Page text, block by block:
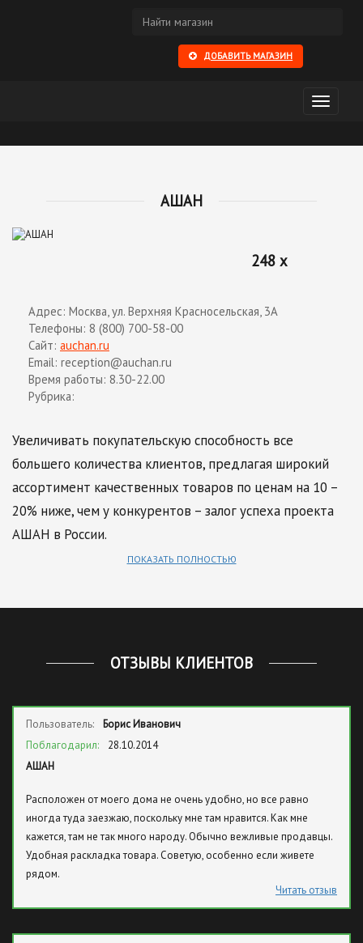
ДОБАВИТЬ МАГАЗИН
Открыть
АШАН
248 x
Адрес: Москва, ул. Верхняя Красносельская, 3А
Телефоны: 8 (800) 700-58-00
Сайт: auchan.ru
Email: reception@auchan.ru
Время работы: 8.30-22.00
Рубрика:
Увеличивать покупательскую способность все
большего количества клиентов, предлагая широкий
ассортимент качественных товаров по ценам на 10 –
20% ниже, чем у конкурентов – залог успеха проекта
АШАН в России.
ПОКАЗАТЬ ПОЛНОСТЬЮ
ОТЗЫВЫ КЛИЕНТОВ
Пользователь:
Борис Иванович
Поблагодарил:
28.10.2014
АШАН
Расположен от моего дома не очень удобно, но все равно
иногда туда заезжаю, поскольку мне там нравится. Как мне
кажется, там не так много народу. Обычно вежливые продавцы.
Удобная раскладка товара. Советую, особенно если живете
рядом.
Читать отзыв